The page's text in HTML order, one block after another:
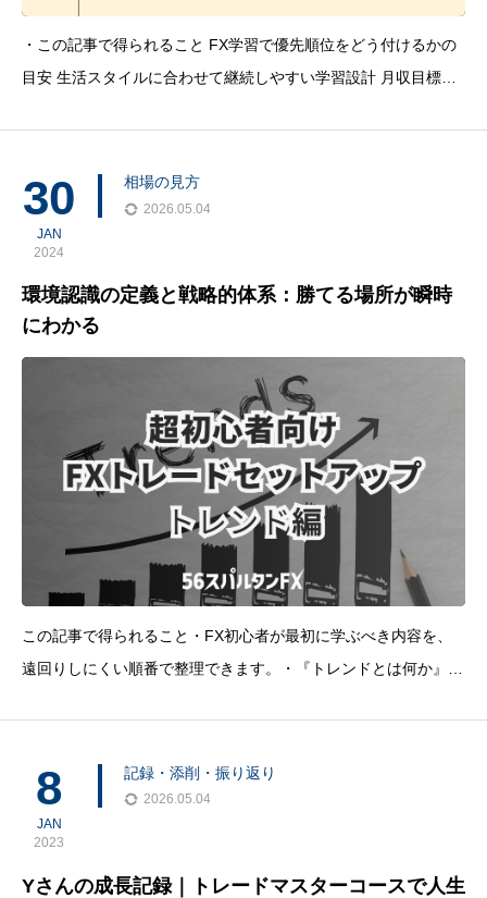
・この記事で得られること FX学習で優先順位をどう付けるかの
目安 生活スタイルに合わせて継続しやすい学習設計 月収目標を
を追うと判断
30
JAN
2024
相場の見方
2026.05.04
環境認識の定義と戦略的体系：勝てる場所が瞬時
にわかる
この記事で得られること・FX初心者が最初に学ぶべき内容を、
遠回りしにくい順番で整理できます。・『トレンドとは何か』
えやすくなります。FX初心者が最初に迷いやす
8
JAN
2023
記録・添削・振り返り
2026.05.04
Yさんの成長記録｜トレードマスターコースで人生